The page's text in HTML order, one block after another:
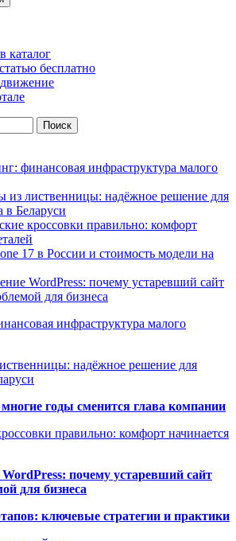
каталог
бесплатно
финансовая инфраструктура малого
из лиственницы: надёжное решение для
в Беларуси
кроссовки правильно: комфорт
17 в России и стоимость модели на
WordPress: почему устаревший сайт
для бизнеса
инфраструктура малого
надёжное решение для
годы сменится глава компании
правильно: комфорт начинается
почему устаревший сайт
для бизнеса
ключевые стратегии и практики